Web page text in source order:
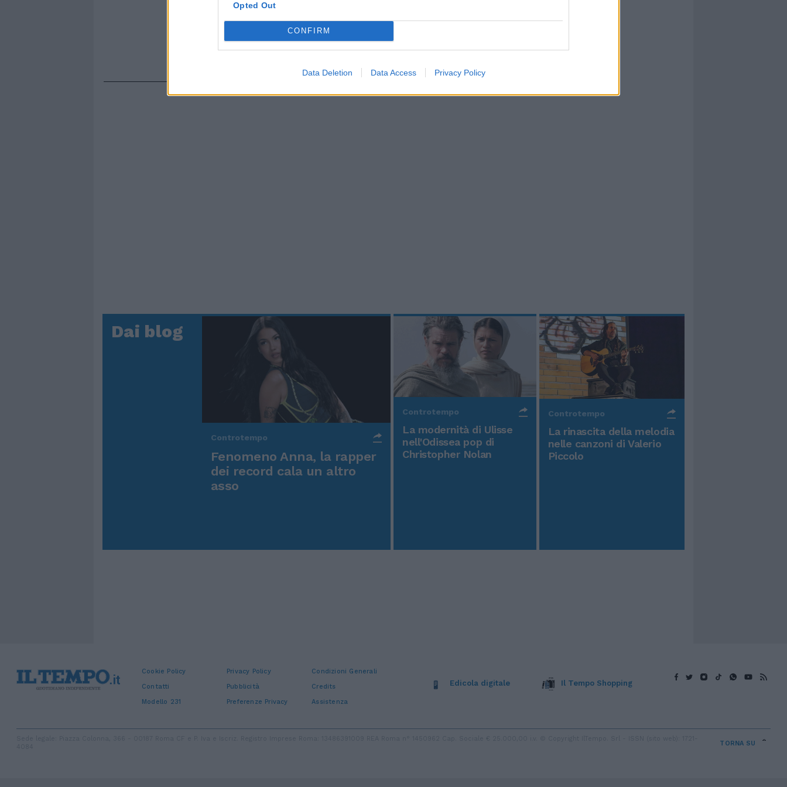
Opted Out
CONFIRM
Data Deletion Data Access Privacy Policy
Dai blog
Controtempo
Fenomeno Anna, la rapper
dei record cala un altro
asso
Controtempo
La modernità di Ulisse
nell'Odissea pop di
Christopher Nolan
Controtempo
La rinascita della melodia
nelle canzoni di Valerio
Piccolo
Cookie Policy Privacy Policy
Condizioni Generali
Contatti
Pubblicità
Credits
Modello 231
Preferenze Privacy Assistenza
Edicola digitale Il Tempo Shopping
TORNA SU